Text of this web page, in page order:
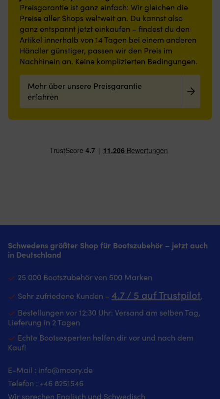
Preisgarantie ist ganz einfach: Wir gleichen die
Preise aller Shops weltweit an. Du kannst also
ganz entspannt jetzt einkaufen – findest du den
Artikel innerhalb von 14 Tagen bei einem anderen
Händler günstiger, passen wir den Preis im
Nachhinein an. Keine komplizierten Bedingungen.
Mehr über unsere Preisgarantie
erfahren
Schwedens größter Shop für Bootszubehör – jetzt auch
in Deutschland
25 000 Bootszubehör von 500 Marken
Sehr zufriedene Kunden – 4.7 / 5 auf Trustpilot‚
Bestellungen vor 12:30 Uhr: Versand am selben Tag,
Lieferung in 2 Tagen
Echte Bootsexperten helfen dir vor und nach dem
Kauf!
E-Mail : info@moory.de
Telefon : +46 8251546
Wir sprechen Englisch und Schwedisch